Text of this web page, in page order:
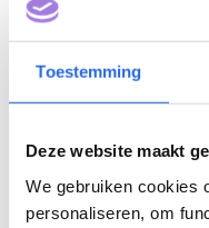
Toestemming
Deze website maakt
We gebruiken cookies
personaliseren, om